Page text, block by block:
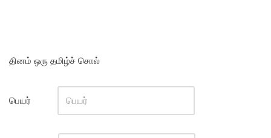
தினம் ஒரு தமிழ்ச் சொல்
பெயர்